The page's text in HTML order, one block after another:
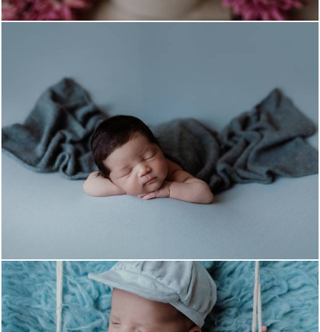
543 0